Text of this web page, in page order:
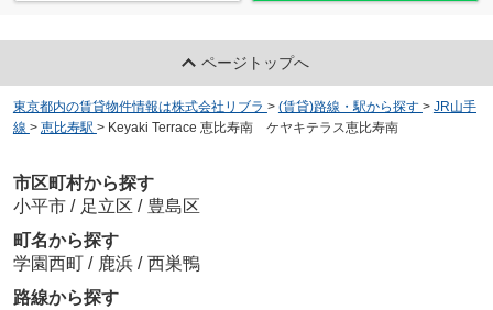
ページトップへ
東京都内の賃貸物件情報は株式会社リブラ > (賃貸)路線・駅から探す > JR山手
線 > 恵比寿駅 > Keyaki Terrace 恵比寿南 ケヤキテラス恵比寿南
市区町村から探す
小平市 / 足立区 / 豊島区
町名から探す
学園西町 / 鹿浜 / 西巣鴨
路線から探す